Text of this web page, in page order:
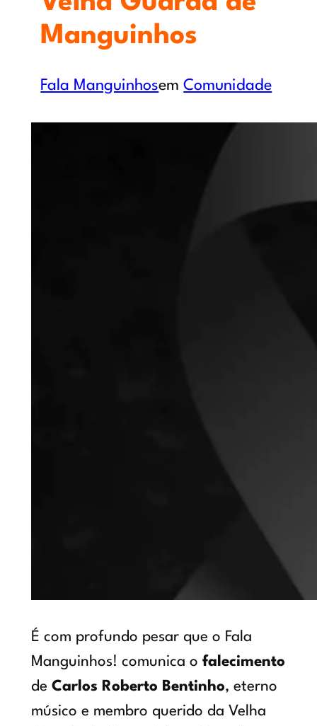
Manguinhos
Fala ManguinhosemComunidade
É com profundo pesar que o Fala
Manguinhos! comunica o falecimento
de Carlos Roberto Bentinho, eterno
músico e membro querido da Velha